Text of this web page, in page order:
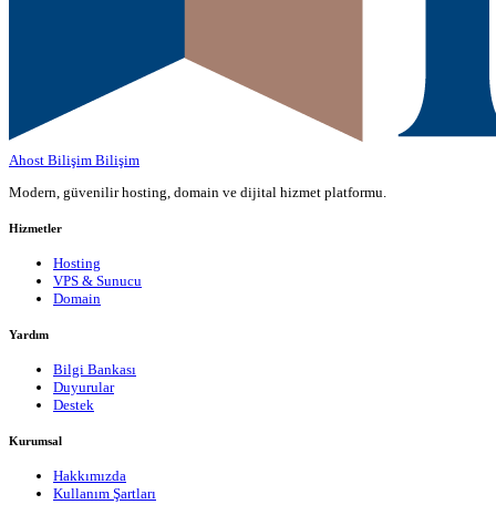
Ahost Bilişim Bilişim
Modern, güvenilir hosting, domain ve dijital hizmet platformu.
Hizmetler
Hosting
VPS & Sunucu
Domain
Yardım
Bilgi Bankası
Duyurular
Destek
Kurumsal
Hakkımızda
Kullanım Şartları